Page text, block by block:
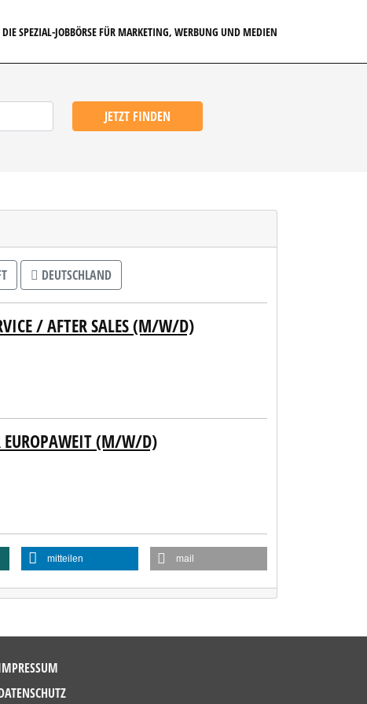
DIE SPEZIAL-JOBBÖRSE FÜR MARKETING, WERBUNG UND MEDIEN
JETZT FINDEN
DEUTSCHLAND
/ AFTER SALES (M/W/D)
EUROPAWEIT (M/W/D)
mitteilen mail